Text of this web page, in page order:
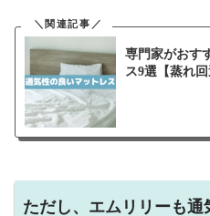
専門家がおす
ス9選【蒸れ回
ただし、エムリリーも通